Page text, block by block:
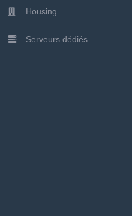
Housing
Serveurs dédiés